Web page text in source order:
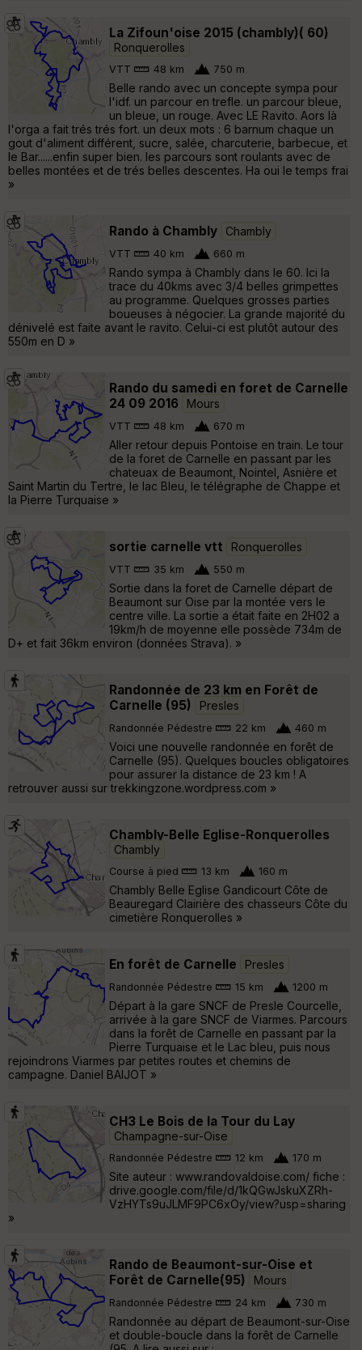
La Zifoun'oise 2015 (chambly)( 60)
Ronquerolles
VTT 48 km 750 m
Belle rando avec un concepte sympa pour
l'idf. un parcour en trefle. un parcour bleue,
un bleue, un rouge. Avec LE Ravito. Aors là
l'orga a fait trés trés fort. un deux mots : 6 barnum chaque un
gout d'aliment différent, sucre, salée, charcuterie, barbecue, et
le Bar......enfin super bien. les parcours sont roulants avec de
belles montées et de trés belles descentes. Ha oui le temps frai
»
Rando à Chambly Chambly
VTT 40 km 660 m
Rando sympa à Chambly dans le 60. Ici la
trace du 40kms avec 3/4 belles grimpettes
au programme. Quelques grosses parties
boueuses à négocier. La grande majorité du
dénivelé est faite avant le ravito. Celui-ci est plutôt autour des
550m en D »
Rando du samedi en foret de Carnelle
24 09 2016
Mours
VTT 48 km 670 m
Aller retour depuis Pontoise en train. Le tour
de la foret de Carnelle en passant par les
chateuax de Beaumont, Nointel, Asnière et
Saint Martin du Tertre, le lac Bleu, le télégraphe de Chappe et
la Pierre Turquaise »
sortie carnelle vtt Ronquerolles
VTT 35 km 550 m
Sortie dans la foret de Carnelle départ de
Beaumont sur Oise par la montée vers le
centre ville. La sortie a était faite en 2H02 a
19km/h de moyenne elle possède 734m de
D+ et fait 36km environ (données Strava). »
Randonnée de 23 km en Forêt de
Carnelle (95)
Presles
Randonnée Pédestre 22 km 460 m
Voici une nouvelle randonnée en forêt de
Carnelle (95). Quelques boucles obligatoires
pour assurer la distance de 23 km ! A
retrouver aussi sur trekkingzone.wordpress.com »
Chambly-Belle Eglise-Ronquerolles
Chambly
Course à pied 13 km 160 m
Chambly Belle Eglise Gandicourt Côte de
Beauregard Clairière des chasseurs Côte du
cimetière Ronquerolles »
En forêt de Carnelle Presles
Randonnée Pédestre 15 km 1200 m
Départ à la gare SNCF de Presle Courcelle,
arrivée à la gare SNCF de Viarmes. Parcours
dans la forêt de Carnelle en passant par la
Pierre Turquaise et le Lac bleu, puis nous
rejoindrons Viarmes par petites routes et chemins de
campagne. Daniel BAIJOT »
CH3 Le Bois de la Tour du Lay
Champagne-sur-Oise
Randonnée Pédestre 12 km 170 m
Site auteur : www.randovaldoise.com/ fiche :
drive.google.com/file/d/1kQGwJskuXZRh-
VzHYTs9uJLMF9PC6xOy/view?usp=sharing
»
Rando de Beaumont-sur-Oise et
Forêt de Carnelle(95)
Mours
Randonnée Pédestre 24 km 730 m
Randonnée au départ de Beaumont-sur-Oise
et double-boucle dans la forêt de Carnelle